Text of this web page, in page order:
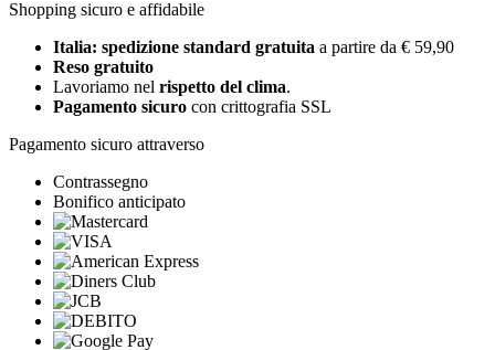
Shopping sicuro e affidabile
Italia: spedizione standard gratuita a partire da € 59,90
Reso gratuito
Lavoriamo nel rispetto del clima.
Pagamento sicuro con crittografia SSL
Pagamento sicuro attraverso
Contrassegno
Bonifico anticipato